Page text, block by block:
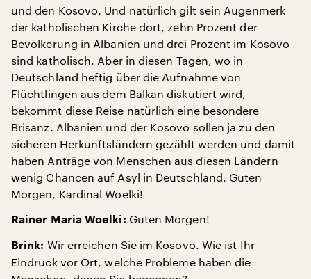
und den Kosovo. Und natürlich gilt sein Augenmerk
der katholischen Kirche dort, zehn Prozent der
Bevölkerung in Albanien und drei Prozent im Kosovo
sind katholisch. Aber in diesen Tagen, wo in
Deutschland heftig über die Aufnahme von
Flüchtlingen aus dem Balkan diskutiert wird,
bekommt diese Reise natürlich eine besondere
Brisanz. Albanien und der Kosovo sollen ja zu den
sicheren Herkunftsländern gezählt werden und damit
haben Anträge von Menschen aus diesen Ländern
wenig Chancen auf Asyl in Deutschland. Guten
Morgen, Kardinal Woelki!
Rainer Maria Woelki: Guten Morgen!
Brink: Wir erreichen Sie im Kosovo. Wie ist Ihr
Eindruck vor Ort, welche Probleme haben die